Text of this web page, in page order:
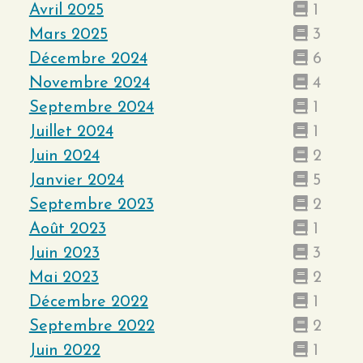
Avril 2025
1
Mars 2025
3
Décembre 2024
6
Novembre 2024
4
Septembre 2024
1
Juillet 2024
1
Juin 2024
2
Janvier 2024
5
Septembre 2023
2
Août 2023
1
Juin 2023
3
Mai 2023
2
Décembre 2022
1
Septembre 2022
2
Juin 2022
1